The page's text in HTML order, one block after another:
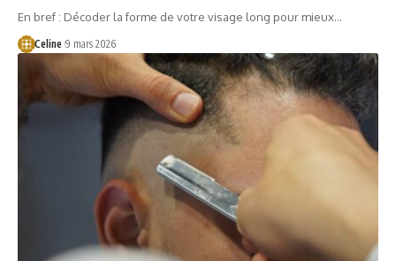
En bref : Décoder la forme de votre visage long pour mieux…
Celine 9 mars 2026